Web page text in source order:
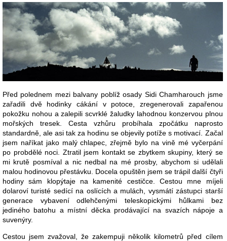
Před polednem mezi balvany poblíž osady Sidi Chamharouch jsme
zařadili dvě hodinky cákání v potoce, zregenerovali zapařenou
pokožku nohou a zalepili scvrklé žaludky lahodnou konzervou plnou
mořských tresek. Cesta vzhůru probíhala zpočátku naprosto
standardně, ale asi tak za hodinu se objevily potíže s motivací. Začal
jsem naříkat jako malý chlapec, zřejmě bylo na vině mé vyčerpání
po probdělé noci. Ztratil jsem kontakt se zbytkem skupiny, který se
mi krutě posmíval a nic nedbal na mé prosby, abychom si udělali
malou hodinovou přestávku. Docela opuštěn jsem se trápil další čtyři
hodiny sám klopýtaje na kamenité cestičce. Cestou mne míjeli
dolaroví turisté sedící na oslících a mulách, vysmátí zástupci starší
generace vybavení odlehčenými teleskopickými hůlkami bez
jediného batohu a místní děcka prodávající na svazích nápoje a
suvenýry.
Cestou jsem zvažoval, že zakempuji několik kilometrů před cílem